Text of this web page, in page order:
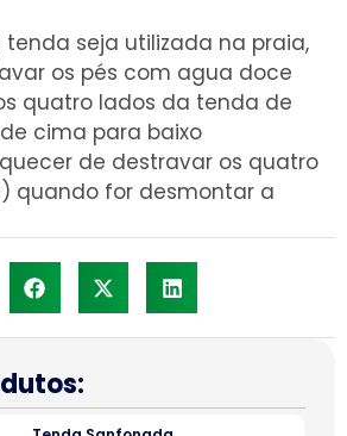
seja utilizada na praia,
os pés com agua doce
lados da tenda de
cima para baixo
de destravar os quatro
quando for desmontar a